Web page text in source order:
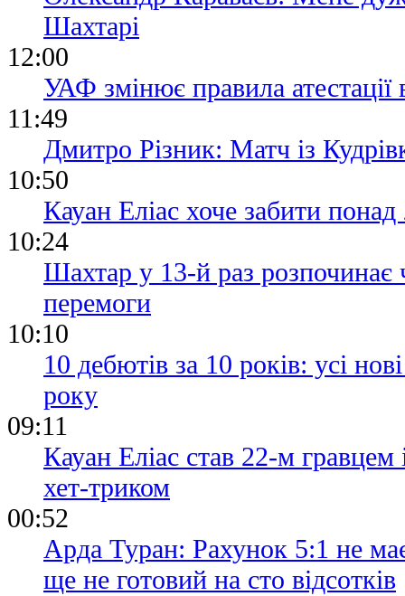
Шахтарi
12:00
УАФ змінює правила
11:49
Дмитро Різник: Матч із
10:50
Кауан Еліас хоче забити понад
10:24
Шахтар у 13-й раз розпочинає
перемоги
10:10
10 дебютів за 10 років: усі
року
09:11
Кауан Еліас став 22-м
хет-триком
00:52
Арда Туран: Рахунок 5:1 не
ще не готовий на сто відсотків